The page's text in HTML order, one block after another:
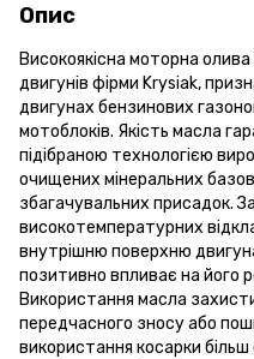
Опис
Високоякісна моторна
двигунів фірми Krysiak,
двигунах бензинових
мотоблоків. Якість масла
підібраною технологією
очищених мінеральних
збагачувальних присадок.
високотемпературних
внутрішню поверхню
позитивно впливає на його
Використання масла
передчасного зносу або
використання косарки більш